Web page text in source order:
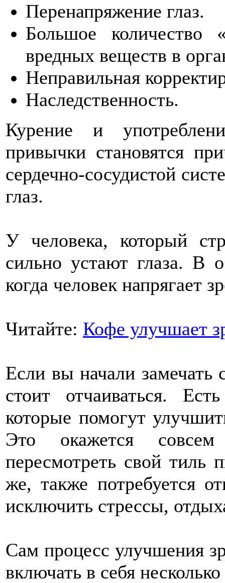
Перенапряжение глаз.
Большое
вредных веществ в
Неправильная
Наследственность.
Курение и
привычки становятся
сердечно-сосудистой
глаз.
У человека, который
сильно устают глаза. В
когда человек напрягает
Читайте: Кофе улучшает
Если вы начали
стоит отчаиваться.
которые помогут
Это окажется
пересмотреть свой
же, также потребуется
исключить стрессы,
Сам процесс улучшения
включать в себя